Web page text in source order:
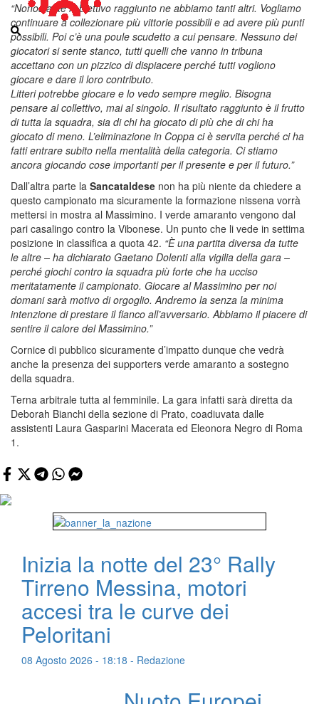
“Nonostante l’obiettivo raggiunto ne abbiamo tanti altri. Vogliamo
continuare a collezionare più vittorie possibili e ad avere più punti
possibili. Poi c’è una poule scudetto a cui pensare. Nessuno dei
giocatori si sente stanco, tutti quelli che vanno in tribuna
accettano con un pizzico di dispiacere perché tutti vogliono
giocare e dare il loro contributo.
Litteri potrebbe giocare e lo vedo sempre meglio. Bisogna
pensare al collettivo, mai al singolo. Il risultato raggiunto è il frutto
di tutta la squadra, sia di chi ha giocato di più che di chi ha
giocato di meno. L’eliminazione in Coppa ci è servita perché ci ha
fatti entrare subito nella mentalità della categoria. Ci stiamo
ancora giocando cose importanti per il presente e per il futuro.”
Dall’altra parte la Sancataldese non ha più niente da chiedere a
questo campionato ma sicuramente la formazione nissena vorrà
mettersi in mostra al Massimino. I verde amaranto vengono dal
pari casalingo contro la Vibonese. Un punto che li vede in settima
posizione in classifica a quota 42. “È una partita diversa da tutte
le altre – ha dichiarato Gaetano Dolenti alla vigilia della gara –
perché giochi contro la squadra più forte che ha ucciso
meritatamente il campionato. Giocare al Massimino per noi
domani sarà motivo di orgoglio. Andremo la senza la minima
intenzione di prestare il fianco all’avversario. Abbiamo il piacere di
sentire il calore del Massimino.”
Cornice di pubblico sicuramente d’impatto dunque che vedrà
anche la presenza dei supporters verde amaranto a sostegno
della squadra.
Terna arbitrale tutta al femminile. La gara infatti sarà diretta da
Deborah Bianchi della sezione di Prato, coadiuvata dalle
assistenti Laura Gasparini Macerata ed Eleonora Negro di Roma
1.
Inizia la notte del 23° Rally
Tirreno Messina, motori
accesi tra le curve dei
Peloritani
08 Agosto 2026 - 18:18 - Redazione